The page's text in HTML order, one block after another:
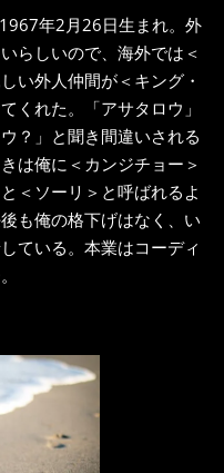
年2月26日生まれ。外
らしいので、海外では＜
い外人仲間が＜キング・
くれた。「アサタロウ」
？」と聞き間違いされる
は俺に＜カンジチョー＞
＜ソーリ＞と呼ばれるよ
も俺の格下げはなく、い
ている。本業はコーディ